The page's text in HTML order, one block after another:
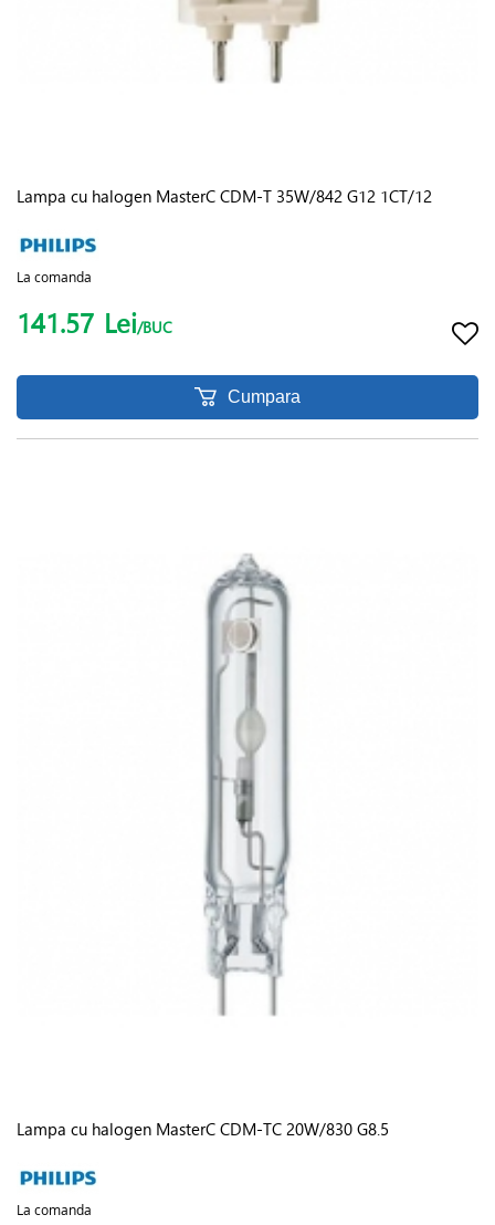
Lampa cu halogen MasterC CDM-T 35W/842 G12 1CT/12
La comanda
141.57 Lei/BUC
Cumpara
Lampa cu halogen MasterC CDM-TC 20W/830 G8.5
La comanda